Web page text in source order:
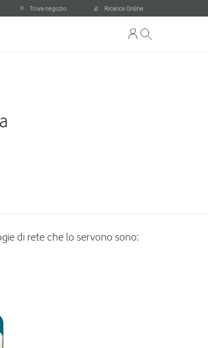
Trova negozio Ricarica Online
di rete che lo servono sono: